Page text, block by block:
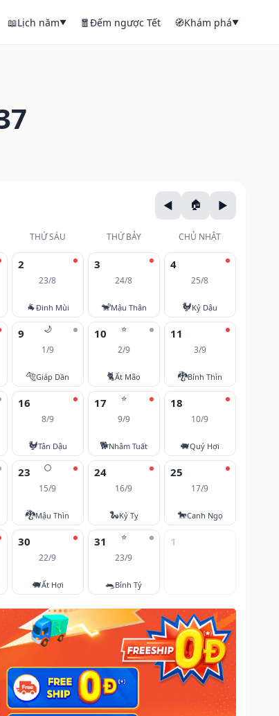
📖Lịch năm▼ 🧧Đếm ngược Tết 🧭Khám phá▼
THỨ SÁU THỨ BẢY CHỦ NHẬT
2
23/8
🐐Đinh Mùi
3
24/8
🐒Mậu Thân
4
25/8
🐓Kỷ Dậu
🌙
9
1/9
🐅Giáp Dần
⭐
10
2/9
🐈Ất Mão
11
3/9
🐉Bính Thìn
16
8/9
🐓Tân Dậu
⭐
17
9/9
🐕Nhâm Tuất
18
10/9
🐖Quý Hợi
🌕
23
15/9
🐉Mậu Thìn
24
16/9
🐍Kỷ Tỵ
25
17/9
🐎Canh Ngọ
30
22/9
🐖Ất Hợi
⭐
31
23/9
🐀Bính Tý
1